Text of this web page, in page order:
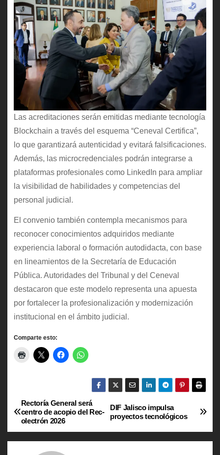
Las acreditaciones serán emitidas mediante tecnología
Blockchain a través del esquema “Ceneval Certifica”,
lo que garantizará autenticidad y evitará falsificaciones.
Además, las microcredenciales podrán integrarse a
plataformas profesionales como LinkedIn para ampliar
la visibilidad de habilidades y competencias del
personal judicial.
El convenio también contempla mecanismos para
reconocer conocimientos adquiridos mediante
experiencia laboral o formación autodidacta, con base
en lineamientos de la Secretaría de Educación
Pública. Autoridades del Tribunal y del Ceneval
destacaron que este modelo representa una apuesta
por fortalecer la profesionalización y modernización
institucional en el ámbito judicial.
Comparte esto:
N
a
DIF Jalisco impulsa
proyectos tecnológicos
Rectoría General será
centro de acopio del Rec-
olectrón 2026